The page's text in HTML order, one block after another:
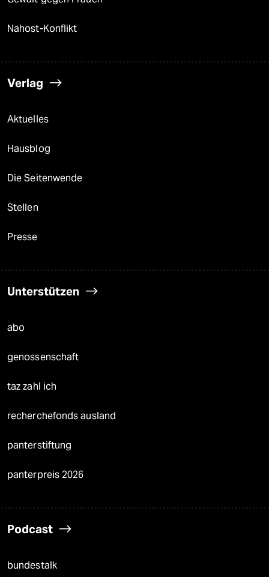
Nahost-Konflikt
Verlag
Aktuelles
Hausblog
Die Seitenwende
Stellen
Presse
Unterstützen
abo
genossenschaft
taz zahl ich
recherchefonds ausland
panterstiftung
panterpreis 2026
Podcast
bundestalk